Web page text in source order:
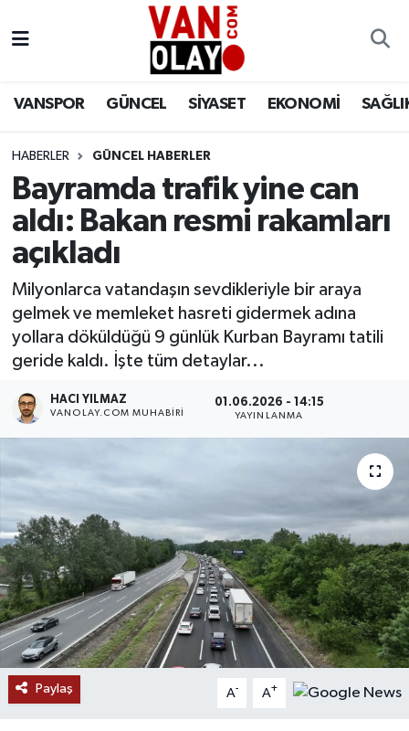
VANSPOR GÜNCEL SİYASET EKONOMİ
HABERLER GÜNCEL HABERLER
Bayramda trafik yine can
aldı: Bakan resmi rakamları
açıkladı
Milyonlarca vatandaşın sevdikleriyle bir araya
gelmek ve memleket hasreti gidermek adına
yollara döküldüğü 9 günlük Kurban Bayramı tatili
geride kaldı. İşte tüm detaylar...
HACI YILMAZ
VANOLAY.COM MUHABIRI
01.06.2026 - 14:15
YAYINLANMA
Paylaş A- A+
Siyaset
Ekonomi
Sağlık
Bilim & Teknoloji
Dünya
RESMİ İLANLAR
Van Nöbetçi Eczaneler
Van Namaz Vakitleri
Van Trafik Yoğunluk Haritası
Süper Lig Puan Durumu ve Fikstür
Son Dakika Haberleri
Haber Arşivi